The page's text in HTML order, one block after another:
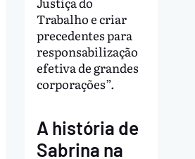
Trabalho e criar
precedentes para
responsabilização
efetiva de grandes
corporações”.
A história de
Sabrina na